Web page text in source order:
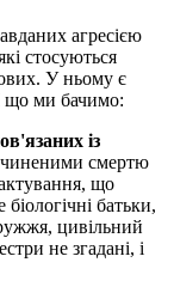
агресією
стосуються
У ньому є
що ми бачимо:
із
смертю
що
біологічні батьки,
цивільний
не згадані, і